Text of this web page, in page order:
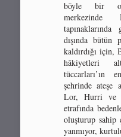
böyle bir
merkezinde
dışında bütün
kaldırdığı için,
hâkiyetleri
tüccarları’ın
şehrinde ateşe
Lor, Hurri ve
etrafında
oluşturup sahip
yanmıyor,